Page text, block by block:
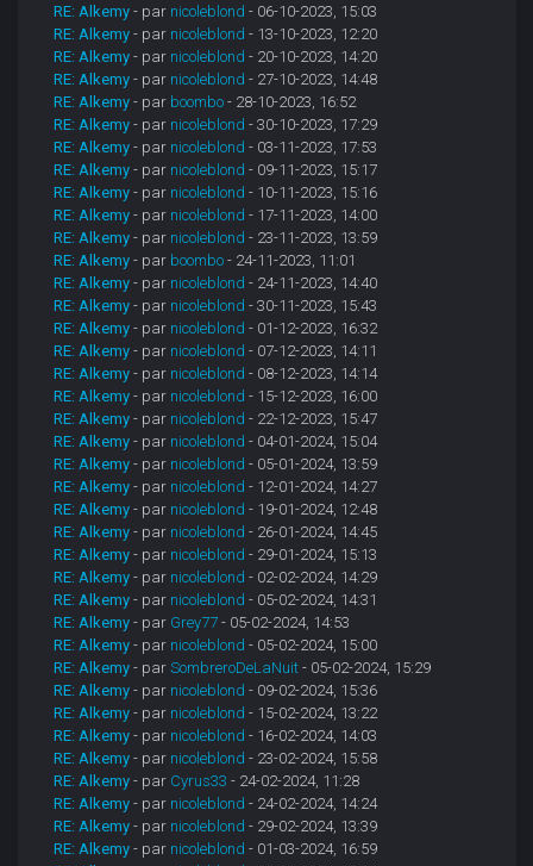
RE: Alkemy - par nicoleblond - 06-10-2023, 15:03
RE: Alkemy - par nicoleblond - 13-10-2023, 12:20
RE: Alkemy - par nicoleblond - 20-10-2023, 14:20
RE: Alkemy - par nicoleblond - 27-10-2023, 14:48
RE: Alkemy - par boombo - 28-10-2023, 16:52
RE: Alkemy - par nicoleblond - 30-10-2023, 17:29
RE: Alkemy - par nicoleblond - 03-11-2023, 17:53
RE: Alkemy - par nicoleblond - 09-11-2023, 15:17
RE: Alkemy - par nicoleblond - 10-11-2023, 15:16
RE: Alkemy - par nicoleblond - 17-11-2023, 14:00
RE: Alkemy - par nicoleblond - 23-11-2023, 13:59
RE: Alkemy - par boombo - 24-11-2023, 11:01
RE: Alkemy - par nicoleblond - 24-11-2023, 14:40
RE: Alkemy - par nicoleblond - 30-11-2023, 15:43
RE: Alkemy - par nicoleblond - 01-12-2023, 16:32
RE: Alkemy - par nicoleblond - 07-12-2023, 14:11
RE: Alkemy - par nicoleblond - 08-12-2023, 14:14
RE: Alkemy - par nicoleblond - 15-12-2023, 16:00
RE: Alkemy - par nicoleblond - 22-12-2023, 15:47
RE: Alkemy - par nicoleblond - 04-01-2024, 15:04
RE: Alkemy - par nicoleblond - 05-01-2024, 13:59
RE: Alkemy - par nicoleblond - 12-01-2024, 14:27
RE: Alkemy - par nicoleblond - 19-01-2024, 12:48
RE: Alkemy - par nicoleblond - 26-01-2024, 14:45
RE: Alkemy - par nicoleblond - 29-01-2024, 15:13
RE: Alkemy - par nicoleblond - 02-02-2024, 14:29
RE: Alkemy - par nicoleblond - 05-02-2024, 14:31
RE: Alkemy - par Grey77 - 05-02-2024, 14:53
RE: Alkemy - par nicoleblond - 05-02-2024, 15:00
RE: Alkemy - parSombreroDeLaNuit - 05-02-2024, 15:29
RE: Alkemy - par nicoleblond - 09-02-2024, 15:36
RE: Alkemy - par nicoleblond - 15-02-2024, 13:22
RE: Alkemy - par nicoleblond - 16-02-2024, 14:03
RE: Alkemy - par nicoleblond - 23-02-2024, 15:58
RE: Alkemy - par Cyrus33 - 24-02-2024, 11:28
RE: Alkemy - par nicoleblond - 24-02-2024, 14:24
RE: Alkemy - par nicoleblond - 29-02-2024, 13:39
RE: Alkemy - par nicoleblond - 01-03-2024, 16:59